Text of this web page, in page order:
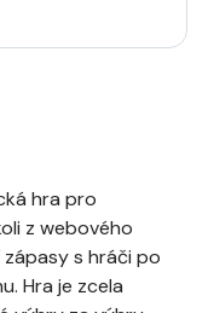
hra pro
z webového
s hráči po
Hra je zcela